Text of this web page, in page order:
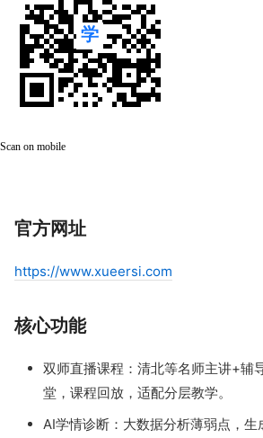
Scan on mobile
官方网址
https://www.xueersi.com
核心功能
双师直播课程：清北等名师主讲+辅
堂，课程回放，适配分层教学。
AI学情诊断：大数据分析薄弱点，生